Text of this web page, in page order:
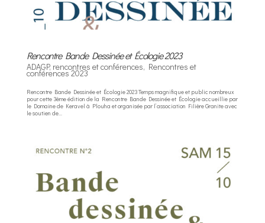
Rencontre Bande Dessinée et Écologie 2023
ADAGP, rencontres et conférences, Rencontres et
conférences 2023
Rencontre Bande Dessinée et Écologie 2023 Temps magnifique et public nombreux
pour cette 3ème édition de la Rencontre Bande Dessinée et Écologie accueillie par
le Domaine de Keravel à Plouha et organisée par l’association Filière Granite avec
le soutien de...